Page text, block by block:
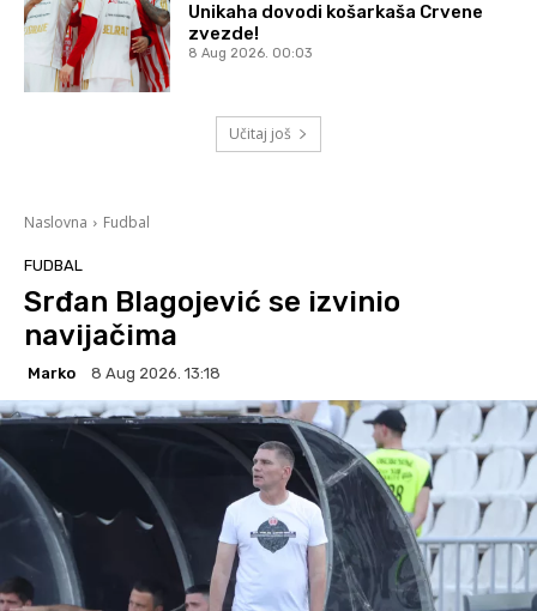
Unikaha dovodi košarkaša Crvene
zvezde!
8 Aug 2026. 00:03
Učitaj još